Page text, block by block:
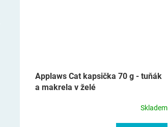
Applaws Cat kapsička 70 g - tuňák
a makrela v želé
Skladem